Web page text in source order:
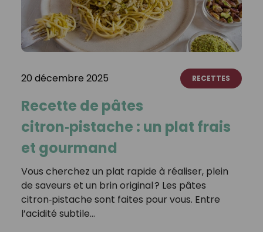
20 décembre 2025 RECETTES
Recette de pâtes
citron‑pistache : un plat frais
et gourmand
Vous cherchez un plat rapide à réaliser, plein
de saveurs et un brin original ? Les pâtes
citron‑pistache sont faites pour vous. Entre
l’acidité subtile…